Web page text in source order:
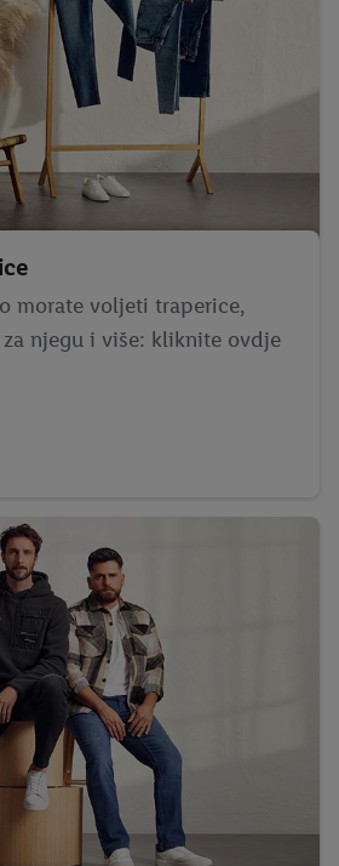
morate voljeti traperice,
njegu i više: kliknite ovdje